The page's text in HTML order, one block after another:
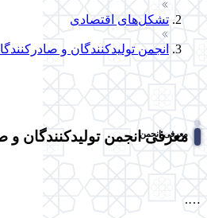
تشکل‌های اقتصادی
انجمن تولیدکنندگان و
معرفی انجمن
معرفی انجمن تولیدکنندگان و
….